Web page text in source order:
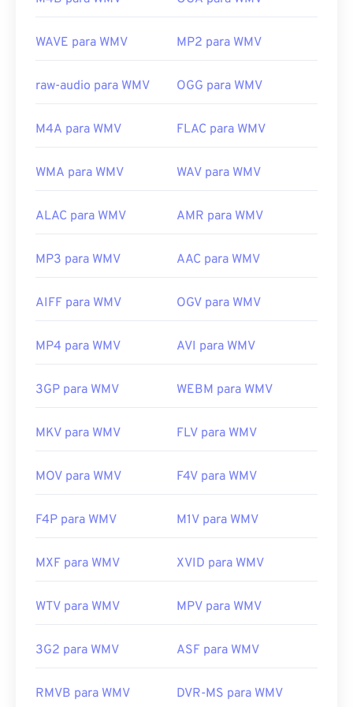
Lançamento inicial:
1999
https://en.wikipedia.org/wiki/Windows_Media_Video
https://en.wikipedia.org/wiki/
WAVE para WMV MP2 para WMV
raw-audio para WMV OGG para WMV
M4A para WMV FLAC para WMV
WMA para WMV WAV para WMV
ALAC para WMV AMR para WMV
MP3 para WMV AAC para WMV
AIFF para WMV OGV para WMV
MP4 para WMV AVI para WMV
3GP para WMV WEBM para WMV
MKV para WMV FLV para WMV
MOV para WMV F4V para WMV
F4P para WMV M1V para WMV
MXF para WMV XVID para WMV
WTV para WMV MPV para WMV
3G2 para WMV ASF para WMV
RMVB para WMV DVR-MS para WMV